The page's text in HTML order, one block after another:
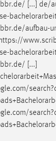
[...] de/
aufbau-
[...]